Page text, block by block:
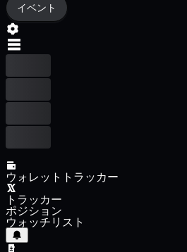
イベント
ウォレットトラッカー
トラッカー
ポジション
ウォッチリスト